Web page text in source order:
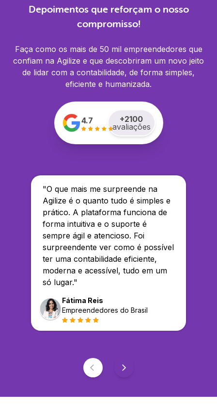
Depoimentos que reforçam o nosso
compromisso!
Faça como os mais de 50 mil empreendedores que
confiam na Agilize e que descobriram um novo jeito
de lidar com a contabilidade, de forma simples,
eficiente e humanizada.
4.7 +2100
avaliações
"O que mais me surpreende na
Agilize é o quanto tudo é simples e
prático. A plataforma funciona de
forma intuitiva e o suporte é
sempre ágil e atencioso. Foi
surpreendente ver como é possível
ter uma contabilidade eficiente,
moderna e acessível, tudo em um
só lugar."
Fátima Reis
Empreendedores do Brasil